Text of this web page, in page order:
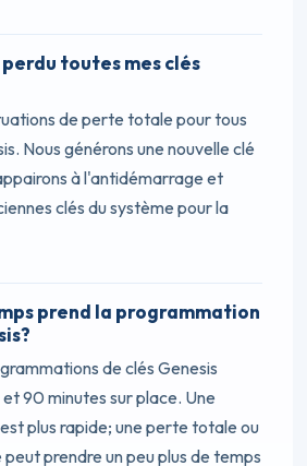
toutes mes clés
de perte totale pour tous
Nous générons une nouvelle clé
à l'antidémarrage et
clés du système pour la
prend la programmation
de clés Genesis
90 minutes sur place. Une
plus rapide; une perte totale ou
prendre un peu plus de temps